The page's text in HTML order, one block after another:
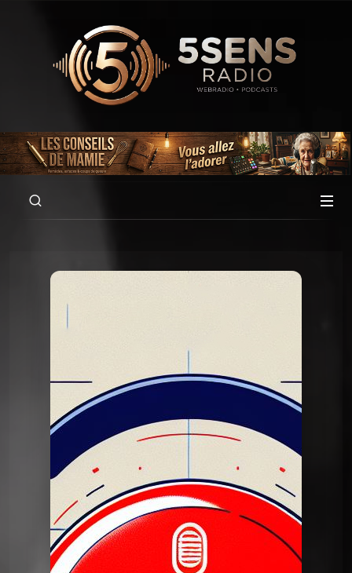
Dans mon tiroir
DMT du 31 10 2023
Dans mon tiroir DMT du 31 10 2023
Dans mon tiroir
Pilote dans mon tiroir 27 juin